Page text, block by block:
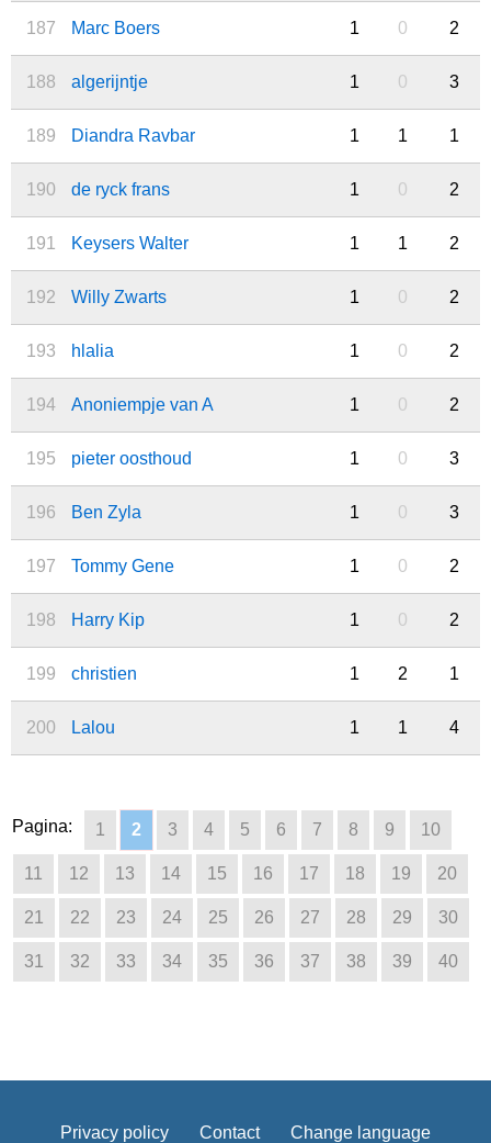
187 Marc Boers 1 0 2
188 algerijntje 1 0 3
189 Diandra Ravbar 1 1 1
190 de ryck frans 1 0 2
191 Keysers Walter 1 1 2
192 Willy Zwarts 1 0 2
193 hlalia 1 0 2
194 Anoniempje van A 1 0 2
195 pieter oosthoud 1 0 3
196 Ben Zyla 1 0 3
197 Tommy Gene 1 0 2
198 Harry Kip 1 0 2
199 christien 1 2 1
200 Lalou 1 1 4
Pagina: 1 2 3 4 5 6 7 8 9 10
11 12 13 14 15 16 17 18 19 20
21 22 23 24 25 26 27 28 29 30
31 32 33 34 35 36 37 38 39 40
Privacy policy Contact Change language